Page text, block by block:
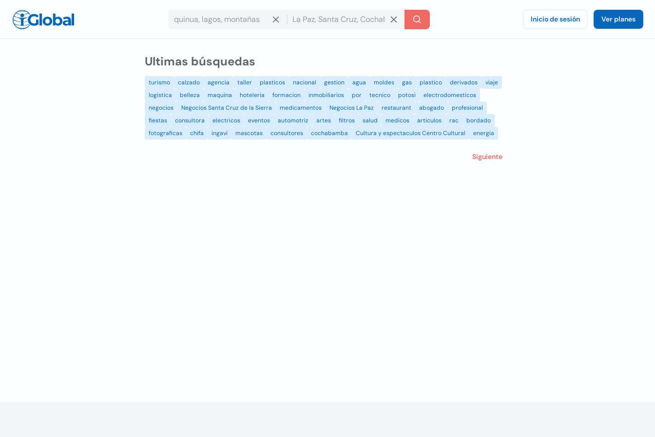
Inicio de sesión Ver planes
Ultimas búsquedas
turismo calzado agencia taller plasticos nacional gestion agua moldes gas plastico derivados
viaje
logistica
belleza maquina hoteleria formacion inmobiliarios por tecnico potosi
electrodomesticos
negocios
Negocios Santa Cruz de la Sierra medicamentos Negocios La Paz restaurant abogado
profesional
fiestas
consultora electricos eventos automotriz artes filtros salud medicos articulos rac
bordado
fotograficas
chifa ingavi mascotas consultores cochabamba Cultura y espectaculos Centro Cultural energia
Siguiente